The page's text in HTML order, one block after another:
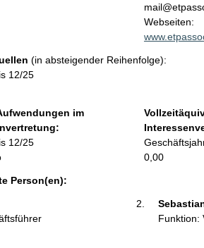
t
a
k
i
o
r
m
a
Webseiten:
(in absteigender Reihenfolge):
12/25
im
12/25
0,00
Person(en):
Funktion: